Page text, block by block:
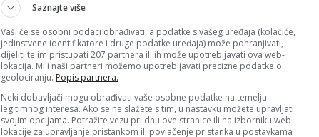
Saznajte više
Vaši će se osobni podaci obrađivati, a podatke s vašeg uređaja (kolačiće,
jedinstvene identifikatore i druge podatke uređaja) može pohranjivati,
dijeliti te im pristupati 207 partnera ili ih može upotrebljavati ova web-
lokacija. Mi i naši partneri možemo upotrebljavati precizne podatke o
geolociranju. Popis partnera.
Neki dobavljači mogu obrađivati vaše osobne podatke na temelju
legitimnog interesa. Ako se ne slažete s tim, u nastavku možete upravljati
svojim opcijama. Potražite vezu pri dnu ove stranice ili na izborniku web-
lokacije za upravljanje pristankom ili povlačenje pristanka u postavkama